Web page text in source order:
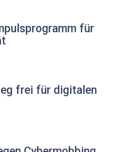
für
frei für digitalen